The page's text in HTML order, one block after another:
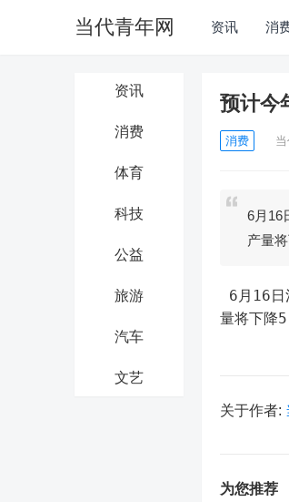
当代青年网 资讯 消
资讯
消费
体育
科技
公益
旅游
汽车
文艺
预计今
消费
6月16
产量将
量将下降
关于作者:
为您推荐